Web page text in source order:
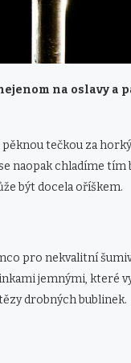
na oslavy a
tečkou za
naopak chladíme
být docela oříškem.
pro nekvalitní
jemnými, které
drobných bublinek.